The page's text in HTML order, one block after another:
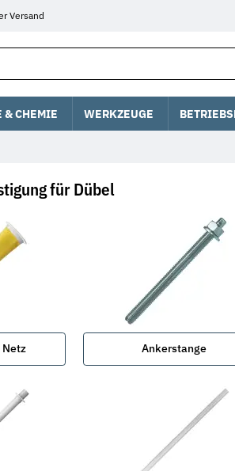
Versand
& CHEMIE WERKZEUGE
für Dübel
Ankerstange